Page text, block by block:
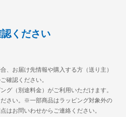
認ください
、お届け先情報や購入する方（送り主）
確認ください。
グ（別途料金）がご利用いただけます。
さい。※一部商品はラッピング対象外の
はお問いわせからご連絡ください。